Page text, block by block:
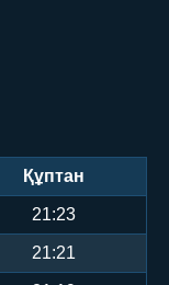
Құптан
21:23
21:21